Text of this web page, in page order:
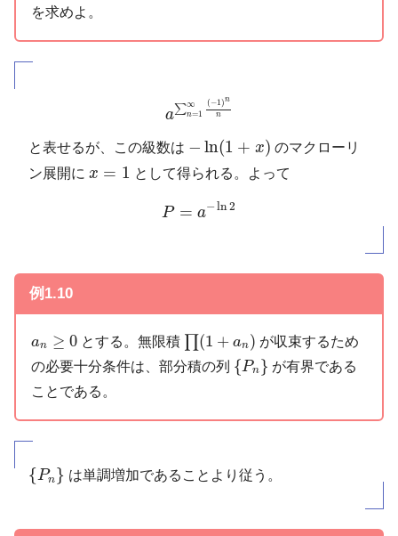
を求めよ。
a∑∞
n=1
(−1)n
n
1 ∞(
と表せるが、この級数は − ln(1 + x)
ln 1+ x
のマクローリ
ン展開に x = 1
x として得られる。よって
P = a−ln2
P ln2
例1.10
an ≥ 0
≥0 とする。無限積 ∏(1 + an)
∏(1 a
が収束するため
の必要十分条件は、部分積の列 {Pn}
{Pn } が有界である
ことである。
{Pn}
{Pn } は単調増加であることより従う。